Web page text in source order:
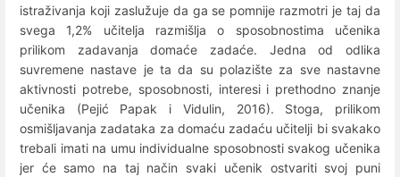
istraživanja koji zaslužuje da ga se pomnije razmotri je taj da
svega 1,2% učitelja razmišlja o sposobnostima učenika
prilikom zadavanja domaće zadaće. Jedna od odlika
suvremene nastave je ta da su polazište za sve nastavne
aktivnosti potrebe, sposobnosti, interesi i prethodno znanje
učenika (Pejić Papak i Vidulin, 2016). Stoga, prilikom
osmišljavanja zadataka za domaću zadaću učitelji bi svakako
trebali imati na umu individualne sposobnosti svakog učenika
jer će samo na taj način svaki učenik ostvariti svoj puni